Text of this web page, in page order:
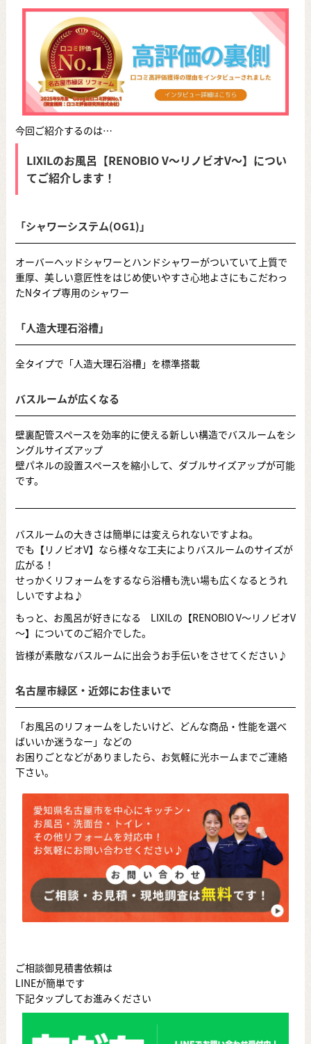
今回ご紹介するのは…
LIXILのお風呂【RENOBIO V～リノビオV～】につい
てご紹介します！
「シャワーシステム(OG1)」
オーバーヘッドシャワーとハンドシャワーがついていて上質で
重厚、美しい意匠性をはじめ使いやすさ心地よさにもこだわっ
たNタイプ専用のシャワー
「人造大理石浴槽」
全タイプで「人造大理石浴槽」を標準搭載
バスルームが広くなる
壁裏配管スペースを効率的に使える新しい構造でバスルームをシ
ングルサイズアップ
壁パネルの設置スペースを縮小して、ダブルサイズアップが可能
です。
バスルームの大きさは簡単には変えられないですよね。
でも【リノビオV】なら様々な工夫によりバスルームのサイズが
広がる！
せっかくリフォームをするなら浴槽も洗い場も広くなるとうれ
しいですよね♪
もっと、お風呂が好きになる LIXILの【RENOBIO V～リノビオV
～】についてのご紹介でした。
皆様が素敵なバスルームに出会うお手伝いをさせてください♪
名古屋市緑区・近郊にお住まいで
「お風呂のリフォームをしたいけど、どんな商品・性能を選べ
ばいいか迷うなー」などの
お困りごとなどがありましたら、お気軽に光ホームまでご連絡
下さい。
ご相談御見積書依頼は
LINEが簡単です
下記タップしてお進みください